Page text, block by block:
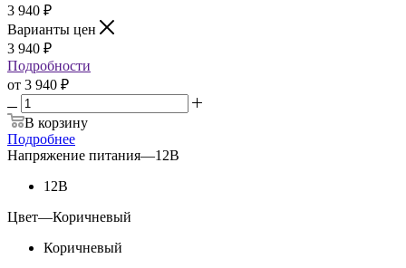
3 940 ₽
Варианты цен
3 940 ₽
Подробности
от 3 940 ₽
В корзину
Подробнее
Напряжение питания—12В
12В
Цвет—Коричневый
Коричневый